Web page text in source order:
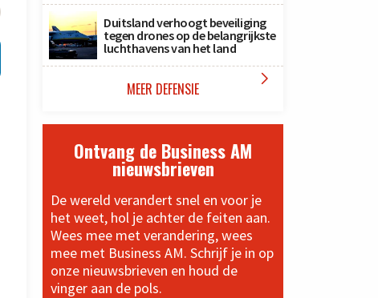
Duitsland verhoogt beveiliging
tegen drones op de belangrijkste
luchthavens van het land
MEER DEFENSIE 
Ontvang de Business AM
nieuwsbrieven
De wereld verandert snel en voor je
het weet, hol je achter de feiten aan.
Wees mee met verandering, wees
mee met Business AM. Schrijf je in op
onze nieuwsbrieven en houd de
vinger aan de pols.